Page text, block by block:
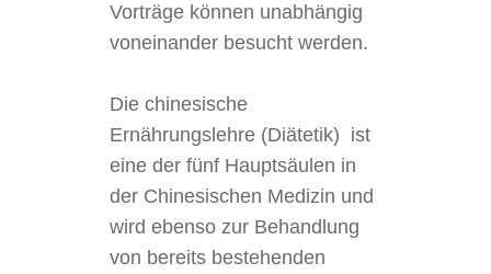
Vorträge können unabhängig
voneinander besucht werden.
Die chinesische
Ernährungslehre (Diätetik) ist
eine der fünf Hauptsäulen in
der Chinesischen Medizin und
wird ebenso zur Behandlung
von bereits bestehenden